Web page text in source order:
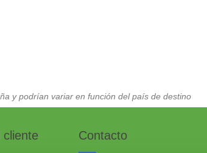
y podrían variar en función del país de destino
cliente Contacto